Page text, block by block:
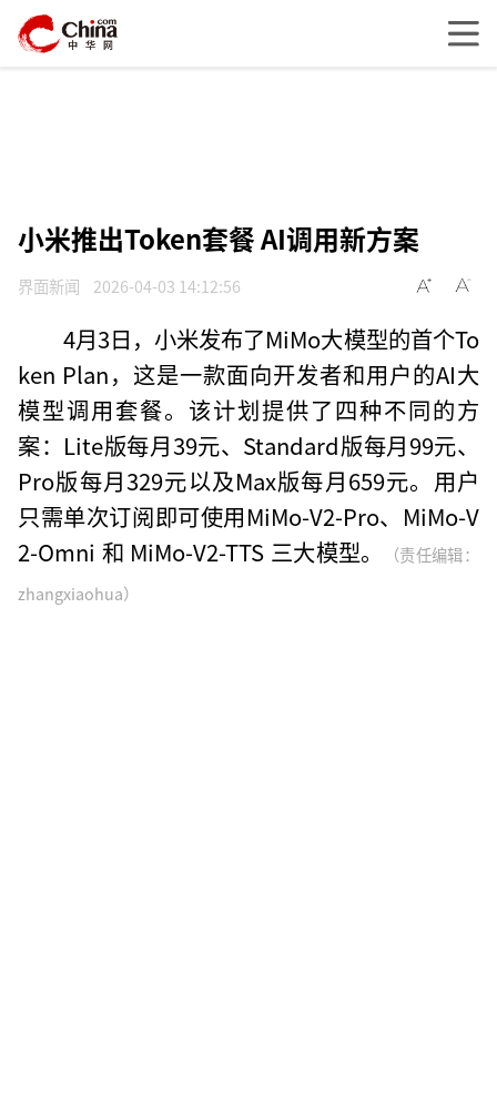
小米推出Token套餐 AI调用新方案
界面新闻 2026-04-03 14:12:56
4月3日，小米发布了MiMo大模型的首个To
ken Plan，这是一款面向开发者和用户的AI大
模型调用套餐。该计划提供了四种不同的方
案：Lite版每月39元、Standard版每月99元、
Pro版每月329元以及Max版每月659元。用户
只需单次订阅即可使用MiMo-V2-Pro、MiMo-V
2-Omni 和 MiMo-V2-TTS 三大模型。
（责任编辑：
zhangxiaohua）